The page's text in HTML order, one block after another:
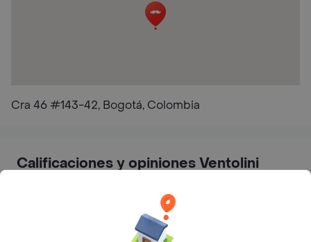
Cra 46 #143-42, Bogotá, Colombia
Calificaciones y opiniones Ventolini
4
3